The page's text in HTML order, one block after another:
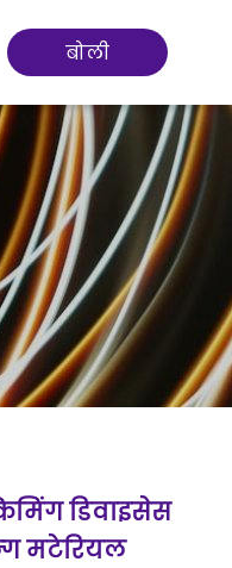
बोली
डिवाइसेस
मटेरियल